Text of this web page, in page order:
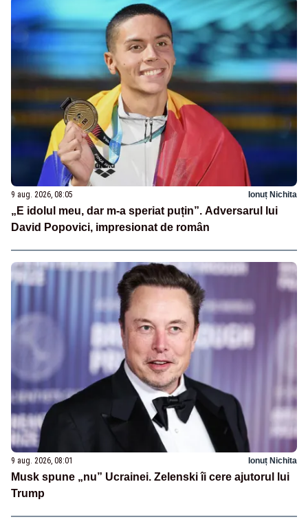
9 aug. 2026, 08:05 Ionuț Nichita
„E idolul meu, dar m-a speriat puțin”. Adversarul lui
David Popovici, impresionat de român
9 aug. 2026, 08:01 Ionuț Nichita
Musk spune „nu” Ucrainei. Zelenski îi cere ajutorul lui
Trump